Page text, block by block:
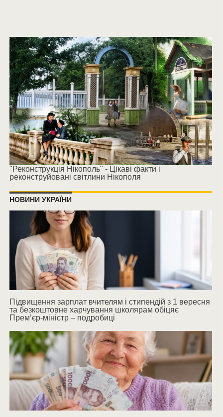
"Реконструкція Нікополь" - Цікаві факти і
реконструйовані світлини Нікополя
НОВИНИ УКРАЇНИ
Підвищення зарплат вчителям і стипендій з 1 вересня
та безкоштовне харчування школярам обіцяє
Прем’єр-міністр – подробиці